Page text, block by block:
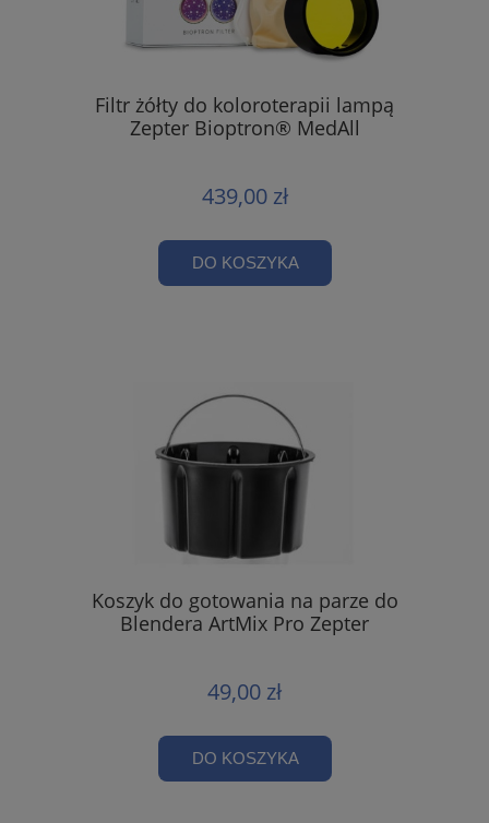
Filtr żółty do koloroterapii lampą
Zepter Bioptron® MedAll
439,00 zł
DO KOSZYKA
Koszyk do gotowania na parze do
Blendera ArtMix Pro Zepter
49,00 zł
DO KOSZYKA